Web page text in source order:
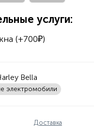
услуги:
(+700₽)
Bella
электромобили
Доставка